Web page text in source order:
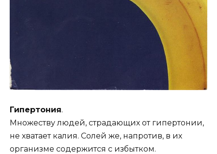
Гипертония.
Множеству людей, страдающих от гипертонии,
не хватает калия. Солей же, напротив, в их
организме содержится с избытком.